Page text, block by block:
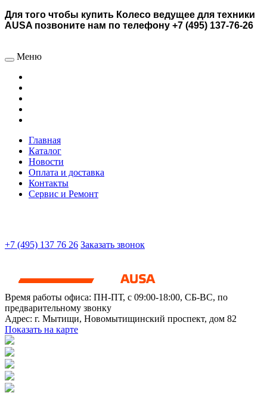
Для того чтобы купить Колесо ведущее для техники
AUSA позвоните нам по телефону +7 (495) 137-76-26
Меню
Главная
Каталог
Новости
Оплата и доставка
Контакты
Сервис и Ремонт
+7 (495) 137 76 26 Заказать звонок
Время работы офиса: ПН-ПТ, с 09:00-18:00, СБ-ВС, по
предварительному звонку
Адрес: г. Мытищи, Новомытищинский проспект, дом 82
Показать на карте